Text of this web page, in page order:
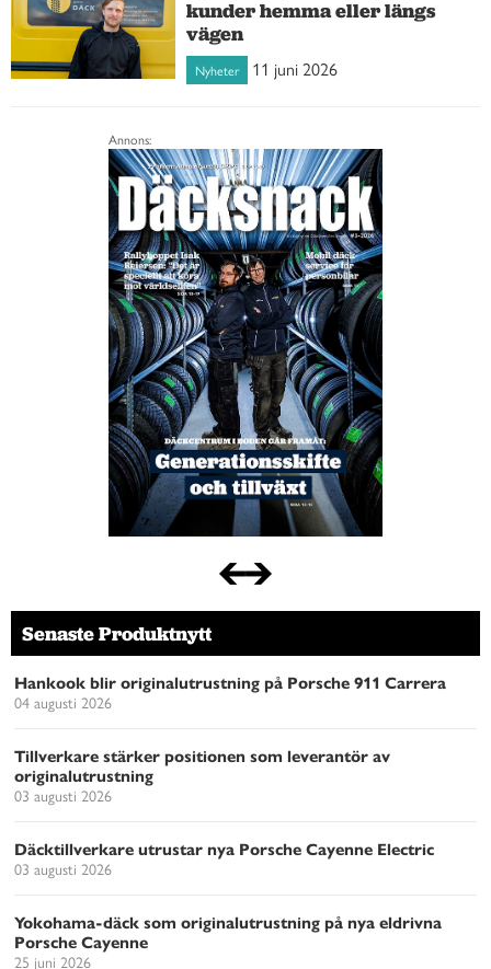
kunder hemma eller längs
vägen
Nyheter 11 juni 2026
Annons:
Senaste Produktnytt
Hankook blir originalutrustning på Porsche 911 Carrera
04 augusti 2026
Tillverkare stärker positionen som leverantör av
originalutrustning
03 augusti 2026
Däcktillverkare utrustar nya Porsche Cayenne Electric
03 augusti 2026
Yokohama-däck som originalutrustning på nya eldrivna
Porsche Cayenne
25 juni 2026